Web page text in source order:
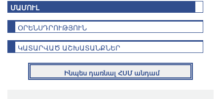
ՄԱՄՈՒԼ
ՕՐԵՆՍԴՐՈՒԹՅՈՒՆ
ԿԱՏԱՐՎԱԾ ԱՇԽԱՏԱՆՔՆԵՐ
Ինպես դառնալ ՀՍՄ անդամ